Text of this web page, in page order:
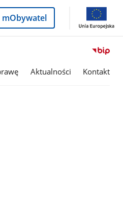
Logowanie
do
mObywatel
Aktualności Kontakt